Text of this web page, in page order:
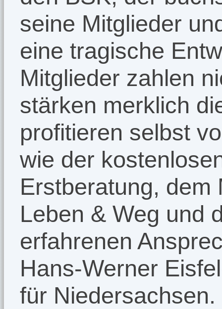
seine Mitglieder
eine tragische
Mitglieder zahlen
stärken merklich
profitieren selbst
wie der
Erstberatung, dem
Leben & Weg und
erfahrenen
Hans-Werner
für Niedersachsen.